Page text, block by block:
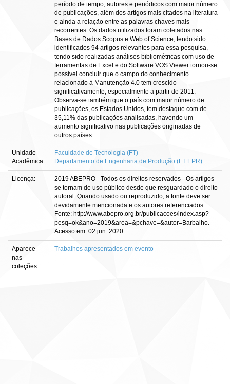
período de tempo, autores e periódicos com maior número
de publicações, além dos artigos mais citados na literatura
e ainda a relação entre as palavras chaves mais
recorrentes. Os dados utilizados foram coletados nas
Bases de Dados Scopus e Web of Science, tendo sido
identificados 94 artigos relevantes para essa pesquisa,
tendo sido realizadas análises bibliométricas com uso de
ferramentas de Excel e do Software VOS Viewer tornou-se
possível concluir que o campo do conhecimento
relacionado à Manutenção 4.0 tem crescido
significativamente, especialmente a partir de 2011.
Observa-se também que o país com maior número de
publicações, os Estados Unidos, tem destaque com de
35,11% das publicações analisadas, havendo um
aumento significativo nas publicações originadas de
outros países.
Unidade
Acadêmica:
Faculdade de Tecnologia (FT)
Departamento de Engenharia de Produção (FT EPR)
Licença:
2019 ABEPRO - Todos os direitos reservados - Os artigos
se tornam de uso público desde que resguardado o direito
autoral. Quando usado ou reproduzido, a fonte deve ser
devidamente mencionada e os autores referenciados.
Fonte: http://www.abepro.org.br/publicacoes/index.asp?
pesq=ok&ano=2019&area=&pchave=&autor=Barbalho.
Acesso em: 02 jun. 2020.
Aparece
nas
coleções:
Trabalhos apresentados em evento